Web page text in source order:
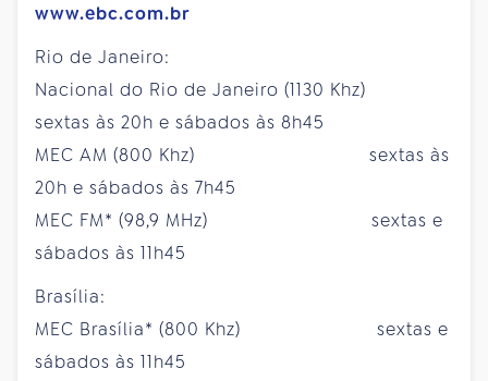
www.ebc.com.br
Rio de Janeiro:
Nacional do Rio de Janeiro (1130 Khz)
sextas às 20h e sábados às 8h45
MEC AM (800 Khz) sextas às
20h e sábados às 7h45
MEC FM* (98,9 MHz) sextas e
sábados às 11h45
Brasília:
MEC Brasília* (800 Khz) sextas e
sábados às 11h45